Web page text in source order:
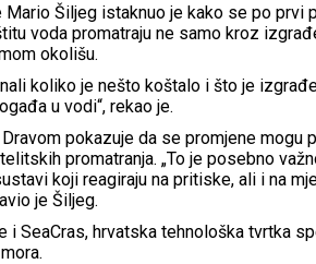
Šiljeg istaknuo je kako se po prvi
voda promatraju ne samo kroz
okolišu.
koliko je nešto koštalo i što je
u vodi“, rekao je.
pokazuje da se promjene mogu
promatranja. „To je posebno
koji reagiraju na pritiske, ali i na
je Šiljeg.
i SeaCras, hrvatska tehnološka tvrtka